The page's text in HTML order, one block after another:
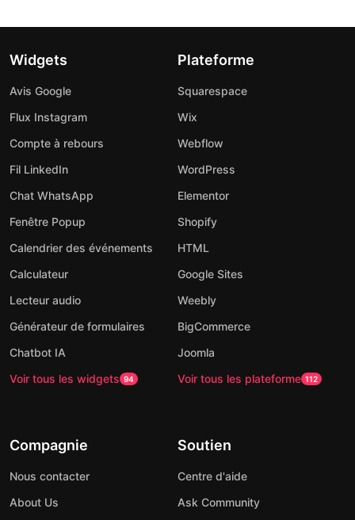
Widgets
Avis Google
Flux Instagram
Compte à rebours
Fil LinkedIn
Chat WhatsApp
Fenêtre Popup
Calendrier des événements
Calculateur
Lecteur audio
Générateur de formulaires
Chatbot IA
Voir tous les widgets 94
Plateforme
Squarespace
Wix
Webflow
WordPress
Elementor
Shopify
HTML
Google Sites
Weebly
BigCommerce
Joomla
Voir tous les plateforme 112
Compagnie
Nous contacter
About Us
Soutien
Centre d'aide
Ask Community